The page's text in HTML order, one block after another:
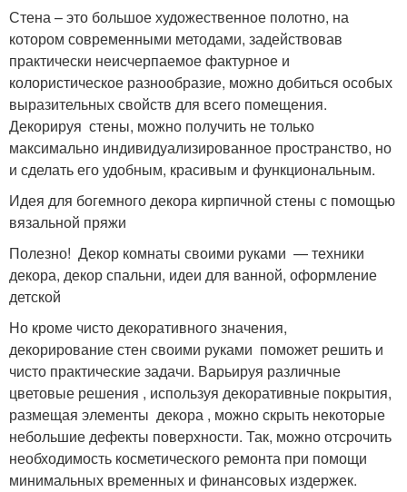
Стена – это большое художественное полотно, на
котором современными методами, задействовав
практически неисчерпаемое фактурное и
колористическое разнообразие, можно добиться особых
выразительных свойств для всего помещения.
Декорируя стены, можно получить не только
максимально индивидуализированное пространство, но
и сделать его удобным, красивым и функциональным.
Идея для богемного декора кирпичной стены с помощью
вязальной пряжи
Полезно! Декор комнаты своими руками — техники
декора, декор спальни, идеи для ванной, оформление
детской
Но кроме чисто декоративного значения,
декорирование стен своими руками поможет решить и
чисто практические задачи. Варьируя различные
цветовые решения , используя декоративные покрытия,
размещая элементы декора , можно скрыть некоторые
небольшие дефекты поверхности. Так, можно отсрочить
необходимость косметического ремонта при помощи
минимальных временных и финансовых издержек.